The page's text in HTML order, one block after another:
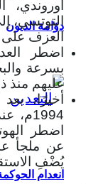
دوّامة الديون
انعدام
أوروندي،
التوتسي،
العزف على
اضطر
بسرعة
عليهم منذ
أخيرًا،
اضطر
عن ملجأ
يُضْفِ